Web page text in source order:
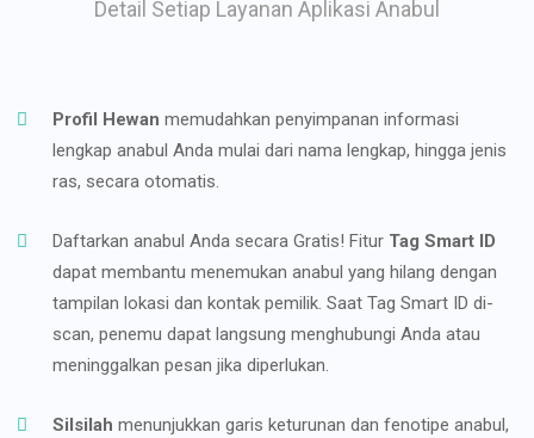
Detail Setiap Layanan Aplikasi Anabul
Profil Hewan memudahkan penyimpanan informasi
lengkap anabul Anda mulai dari nama lengkap, hingga jenis
ras, secara otomatis.
Daftarkan anabul Anda secara Gratis! Fitur Tag Smart ID
dapat membantu menemukan anabul yang hilang dengan
tampilan lokasi dan kontak pemilik. Saat Tag Smart ID di-
scan, penemu dapat langsung menghubungi Anda atau
meninggalkan pesan jika diperlukan.
Silsilah menunjukkan garis keturunan dan fenotipe anabul,